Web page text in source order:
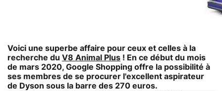
Voici une superbe affaire pour ceux et celles à la
recherche du V8 Animal Plus ! En ce début du mois
de mars 2020, Google Shopping offre la possibilité à
ses membres de se procurer l'excellent aspirateur
de Dyson sous la barre des 270 euros.